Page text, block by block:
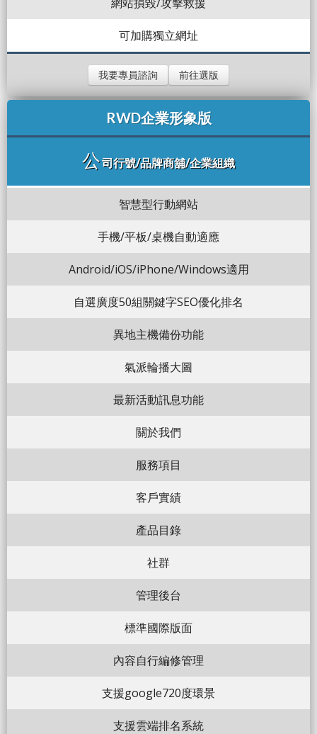
可加購獨立網址
我要專員諮詢 前往選版
RWD企業形象版
公司行號/品牌商舖/企業組織
智慧型行動網站
手機/平板/桌機自動適應
Android/iOS/iPhone/Windows適用
自選廣度50組關鍵字SEO優化排名
異地主機備份功能
氣派輪播大圖
最新活動訊息功能
關於我們
服務項目
客戶實績
產品目錄
社群
管理後台
標準國際版面
內容自行編修管理
支援google720度環景
支援雲端排名系統